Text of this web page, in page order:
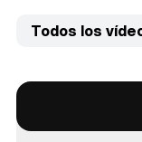
Todos los